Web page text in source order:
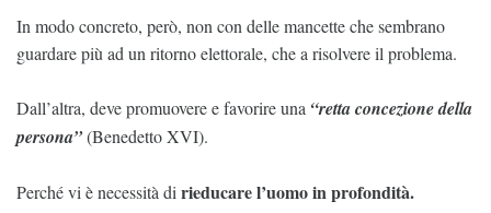
In modo concreto, però, non con delle mancette che sembrano
guardare più ad un ritorno elettorale, che a risolvere il problema.
Dall’altra, deve promuovere e favorire una “retta concezione della
persona”(Benedetto XVI).
Perché vi è necessità di rieducare l’uomo in profondità.